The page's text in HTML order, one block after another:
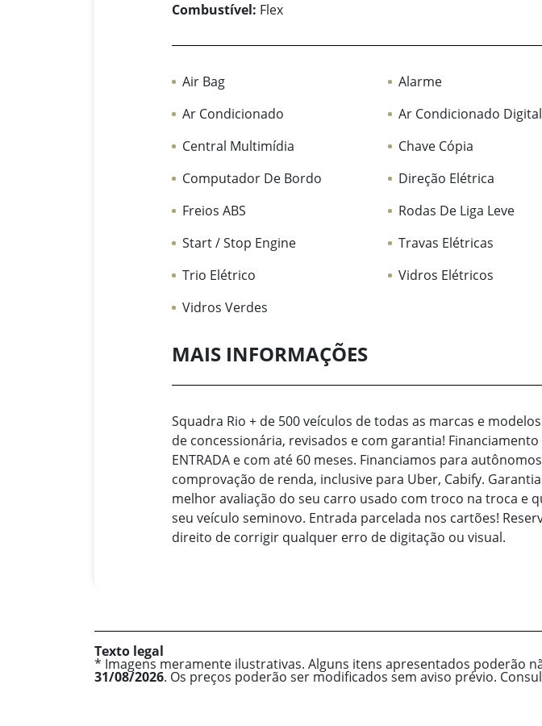
Combustível: Flex
Air Bag
Alarme
Ar Condicionado
Ar Condicionado Digital
Central Multimídia
Chave Cópia
Computador De Bordo
Direção Elétrica
Freios ABS
Rodas De Liga Leve
Start / Stop Engine
Travas Elétricas
Trio Elétrico
Vidros Elétricos
Vidros Verdes
MAIS INFORMAÇÕES
Squadra Rio + de 500 veículos de todas as marcas e
de concessionária, revisados e com garantia! Financiamento
ENTRADA e com até 60 meses. Financiamos para
comprovação de renda, inclusive para Uber, Cabify.
melhor avaliação do seu carro usado com troco na troca e
seu veículo seminovo. Entrada parcelada nos cartões!
direito de corrigir qualquer erro de digitação ou visual.
Texto legal
* Imagens meramente ilustrativas. Alguns itens apresentados poderão
31/08/2026. Os preços poderão ser modificados sem aviso prévio.